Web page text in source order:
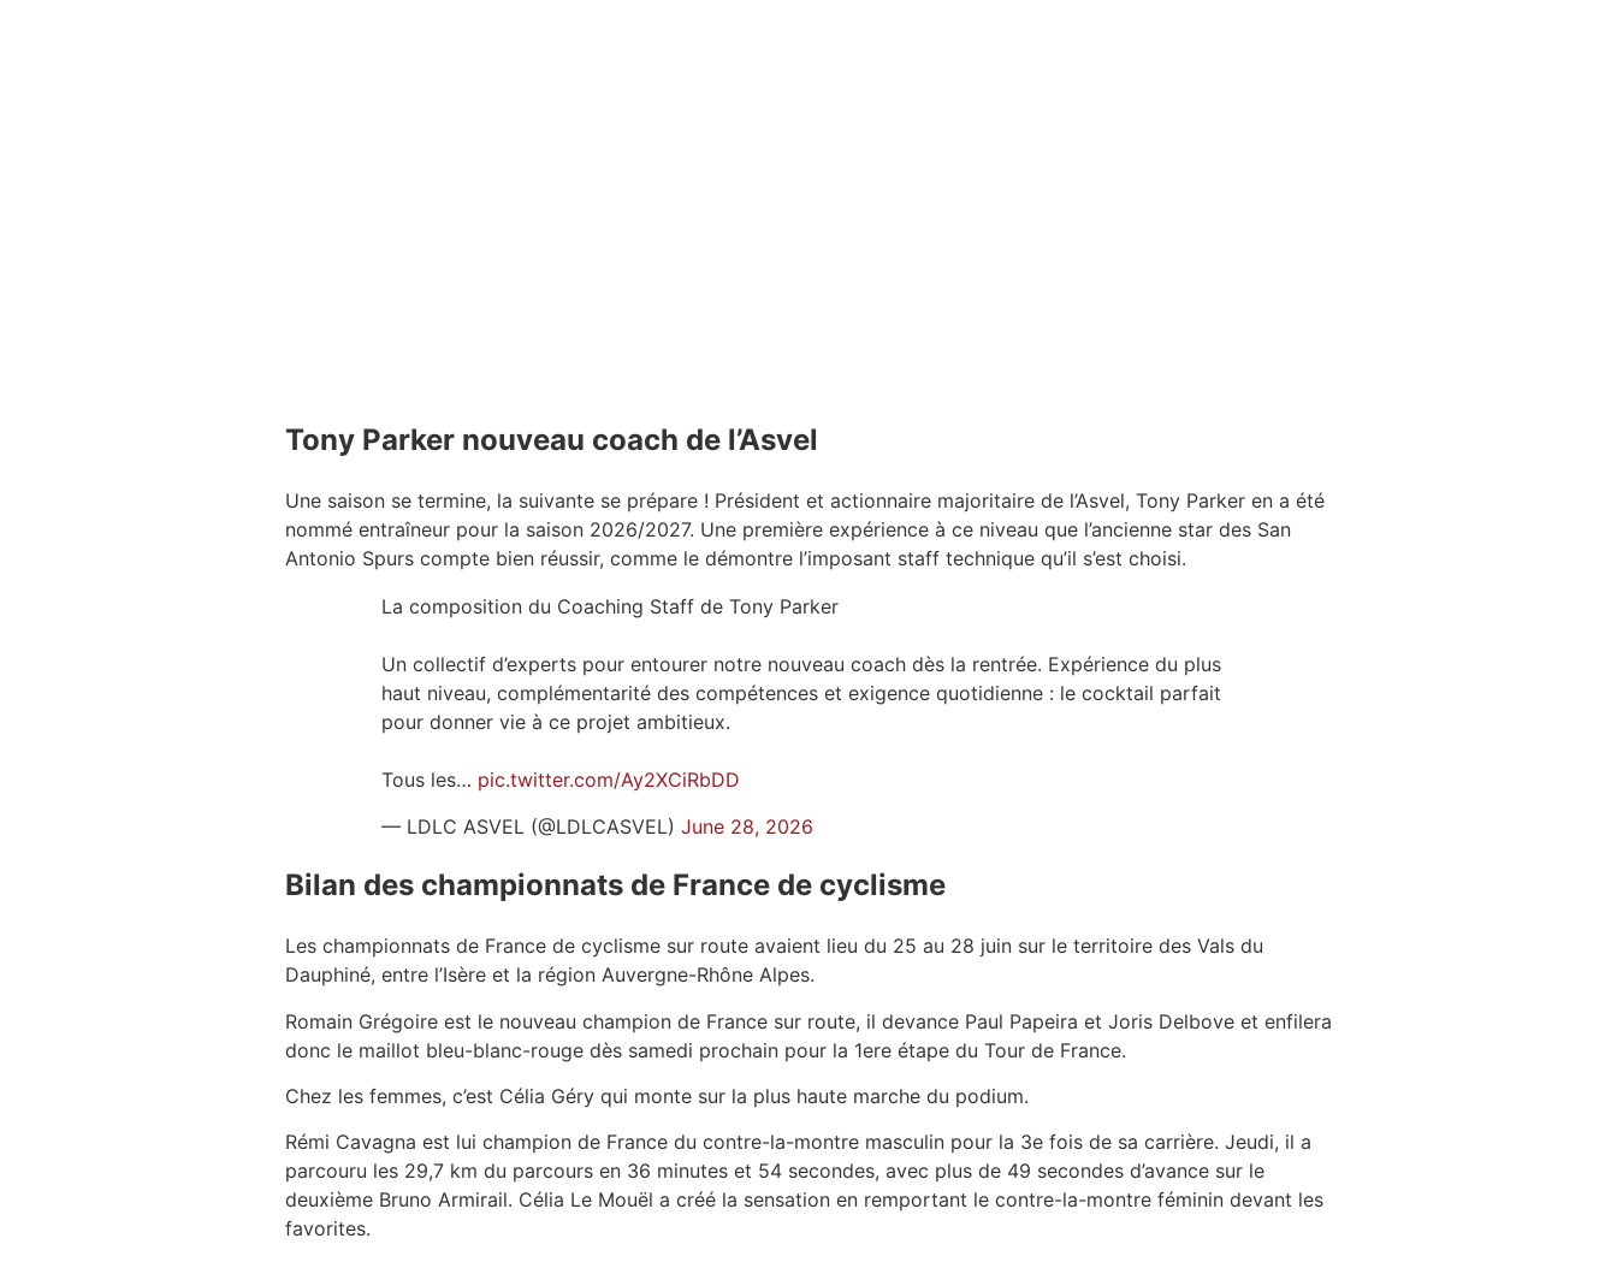
Tony Parker nouveau coach de l’Asvel
Une saison se termine, la suivante se prépare ! Président et actionnaire majoritaire de l’Asvel, Tony Parker en a été
nommé entraîneur pour la saison 2026/2027. Une première expérience à ce niveau que l’ancienne star des San
Antonio Spurs compte bien réussir, comme le démontre l’imposant staff technique qu’il s’est choisi.
La composition du Coaching Staff de Tony Parker
Un collectif d’experts pour entourer notre nouveau coach dès la rentrée. Expérience du plus
haut niveau, complémentarité des compétences et exigence quotidienne : le cocktail parfait
pour donner vie à ce projet ambitieux.
Tous les… pic.twitter.com/Ay2XCiRbDD
— LDLC ASVEL (@LDLCASVEL) June 28, 2026
Bilan des championnats de France de cyclisme
Les championnats de France de cyclisme sur route avaient lieu du 25 au 28 juin sur le territoire des Vals du
Dauphiné, entre l’Isère et la région Auvergne-Rhône Alpes.
Romain Grégoire est le nouveau champion de France sur route, il devance Paul Papeira et Joris Delbove et enfilera
donc le maillot bleu-blanc-rouge dès samedi prochain pour la 1ere étape du Tour de France.
Chez les femmes, c’est Célia Géry qui monte sur la plus haute marche du podium.
Rémi Cavagna est lui champion de France du contre-la-montre masculin pour la 3e fois de sa carrière. Jeudi, il a
parcouru les 29,7 km du parcours en 36 minutes et 54 secondes, avec plus de 49 secondes d’avance sur le
deuxième Bruno Armirail. Célia Le Mouël a créé la sensation en remportant le contre-la-montre féminin devant les
favorites.